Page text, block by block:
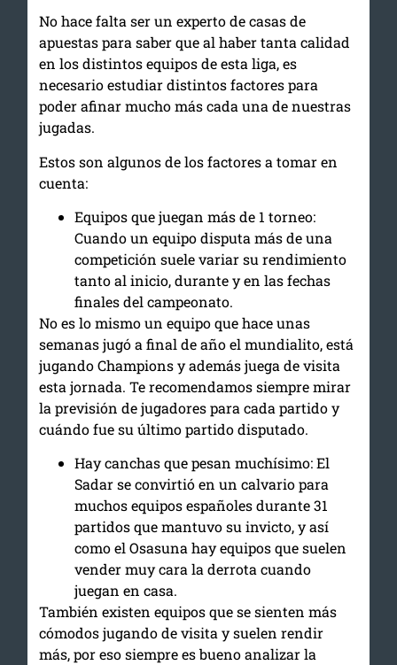
No hace falta ser un experto de casas de
apuestas para saber que al haber tanta calidad
en los distintos equipos de esta liga, es
necesario estudiar distintos factores para
poder afinar mucho más cada una de nuestras
jugadas.
Estos son algunos de los factores a tomar en
cuenta:
Equipos que juegan más de 1 torneo:
Cuando un equipo disputa más de una
competición suele variar su rendimiento
tanto al inicio, durante y en las fechas
finales del campeonato.
No es lo mismo un equipo que hace unas
semanas jugó a final de año el mundialito, está
jugando Champions y además juega de visita
esta jornada. Te recomendamos siempre mirar
la previsión de jugadores para cada partido y
cuándo fue su último partido disputado.
Hay canchas que pesan muchísimo: El
Sadar se convirtió en un calvario para
muchos equipos españoles durante 31
partidos que mantuvo su invicto, y así
como el Osasuna hay equipos que suelen
vender muy cara la derrota cuando
juegan en casa.
También existen equipos que se sienten más
cómodos jugando de visita y suelen rendir
más, por eso siempre es bueno analizar la